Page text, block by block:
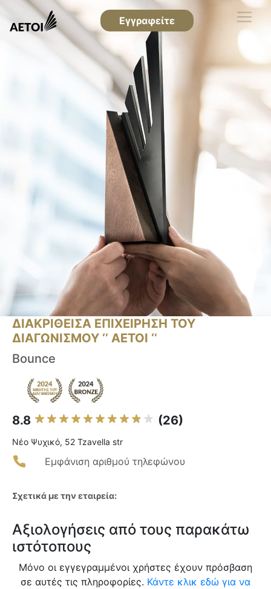
Εγγραφείτε
ΔΙΑΚΡΙΘΕΙΣΑ ΕΠΙΧΕΙΡΗΣΗ ΤΟΥ
ΔΙΑΓΩΝΙΣΜΟΥ ‘’ ΑΕΤΟΙ ‘’
Bounce
8.8 (26)
Νέο Ψυχικό, 52 Tzavella str
Εμφάνιση αριθμού τηλεφώνου
Σχετικά με την εταιρεία:
Αξιολογήσεις από τους παρακάτω
ιστότοπους
Μόνο οι εγγεγραμμένοι χρήστες έχουν πρόσβαση
σε αυτές τις πληροφορίες. Κάντε κλικ εδώ για να